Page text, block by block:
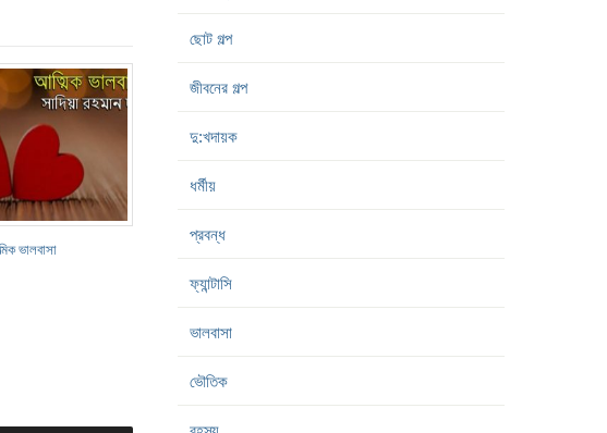
ভালবাসা
ছোট গল্প
জীবনের গল্প
দু:খদায়ক
ধর্মীয়
প্রবন্ধ
ফ্যান্টাসি
ভালবাসা
ভৌতিক